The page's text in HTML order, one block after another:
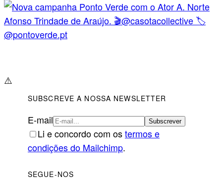
⚠️
SUBSCREVE A NOSSA NEWSLETTER
E-mail
Li e concordo com ostermos e
condições do Mailchimp.
SEGUE-NOS